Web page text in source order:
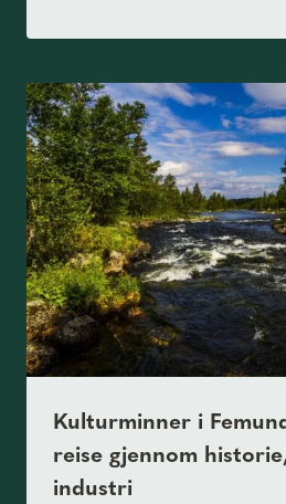
Kulturminner i
reise gjennom
industri